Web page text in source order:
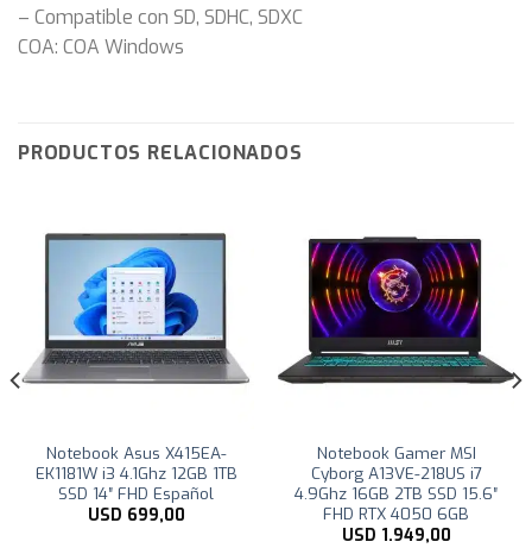
– Compatible con SD, SDHC, SDXC
COA: COA Windows
PRODUCTOS RELACIONADOS
Notebook Asus X415EA-
EK1181W i3 4.1Ghz 12GB 1TB
SSD 14″ FHD Español
USD 699,00
Notebook Gamer MSI
Cyborg A13VE-218US i7
4.9Ghz 16GB 2TB SSD 15.6″
FHD RTX 4050 6GB
USD 1.949,00